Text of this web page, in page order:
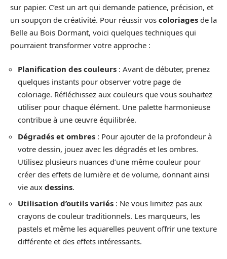
sur papier. C’est un art qui demande patience, précision, et
un soupçon de créativité. Pour réussir vos coloriages de la
Belle au Bois Dormant, voici quelques techniques qui
pourraient transformer votre approche :
Planification des couleurs : Avant de débuter, prenez
quelques instants pour observer votre page de
coloriage. Réfléchissez aux couleurs que vous souhaitez
utiliser pour chaque élément. Une palette harmonieuse
contribue à une œuvre équilibrée.
Dégradés et ombres : Pour ajouter de la profondeur à
votre dessin, jouez avec les dégradés et les ombres.
Utilisez plusieurs nuances d’une même couleur pour
créer des effets de lumière et de volume, donnant ainsi
vie aux dessins.
Utilisation d’outils variés : Ne vous limitez pas aux
crayons de couleur traditionnels. Les marqueurs, les
pastels et même les aquarelles peuvent offrir une texture
différente et des effets intéressants.